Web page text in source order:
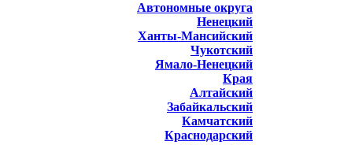
Автономные округа
Ненецкий
Ханты-Мансийский
Чукотский
Ямало-Ненецкий
Края
Алтайский
Забайкальский
Камчатский
Краснодарский